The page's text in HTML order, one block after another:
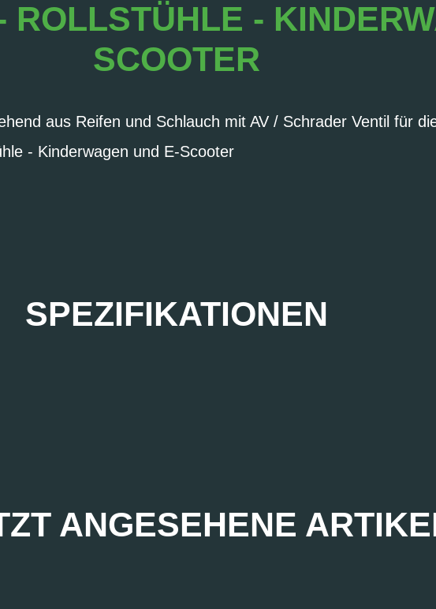
ROLLSTÜHLE -
SCOOTER
aus Reifen und Schlauch mit AV / Schrader Ventil für
- Kinderwagen und E-Scooter
SPEZIFIKATIONEN
ANGESEHENE